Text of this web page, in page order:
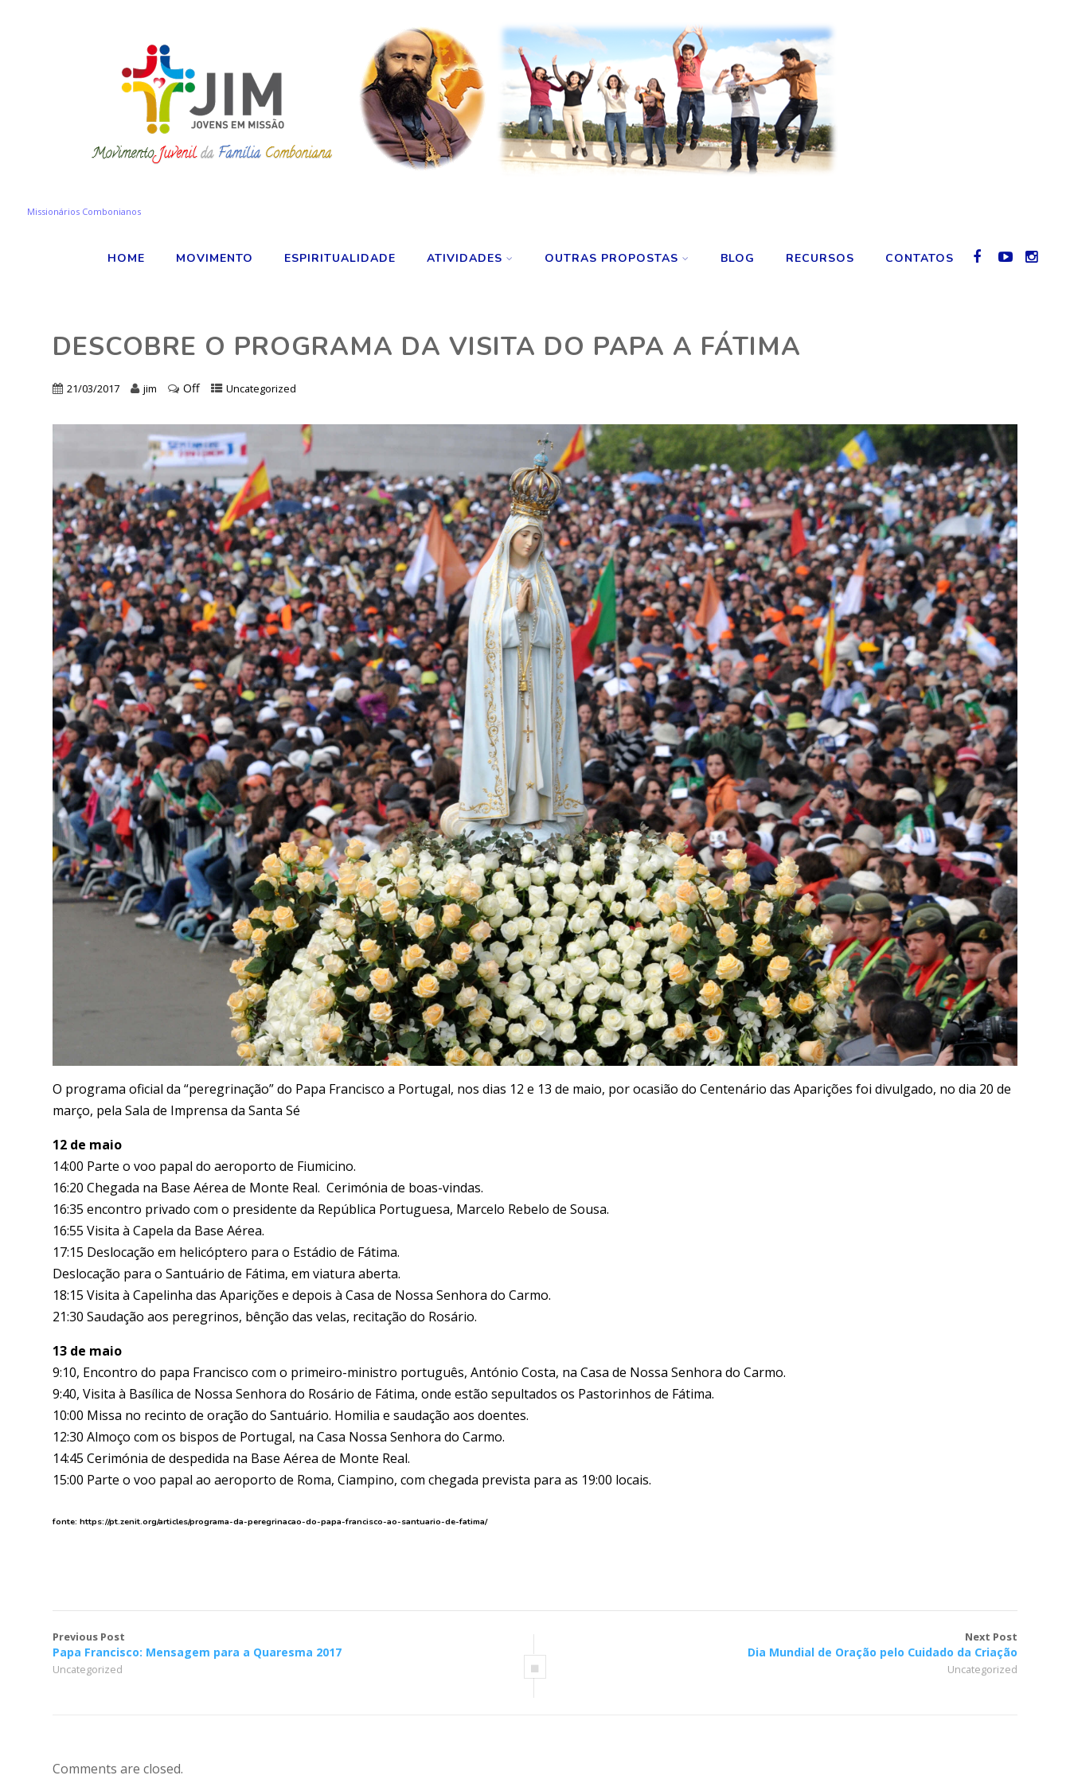
Missionários Combonianos
HOME MOVIMENTO ESPIRITUALIDADE ATIVIDADES OUTRAS PROPOSTAS BLOG RECURSOS CONTATOS
DESCOBRE O PROGRAMA DA VISITA DO PAPA A FÁTIMA
21/03/2017 jim Off Uncategorized
O programa oficial da “peregrinação” do Papa Francisco a Portugal, nos dias 12 e 13 de maio, por ocasião do Centenário das Aparições foi divulgado, no dia 20 de
março, pela Sala de Imprensa da Santa Sé
12 de maio
14:00 Parte o voo papal do aeroporto de Fiumicino.
16:20 Chegada na Base Aérea de Monte Real. Cerimónia de boas-vindas.
16:35 encontro privado com o presidente da República Portuguesa, Marcelo Rebelo de Sousa.
16:55 Visita à Capela da Base Aérea.
17:15 Deslocação em helicóptero para o Estádio de Fátima.
Deslocação para o Santuário de Fátima, em viatura aberta.
18:15 Visita à Capelinha das Aparições e depois à Casa de Nossa Senhora do Carmo.
21:30 Saudação aos peregrinos, bênção das velas, recitação do Rosário.
13 de maio
9:10, Encontro do papa Francisco com o primeiro-ministro português, António Costa, na Casa de Nossa Senhora do Carmo.
9:40, Visita à Basílica de Nossa Senhora do Rosário de Fátima, onde estão sepultados os Pastorinhos de Fátima.
10:00 Missa no recinto de oração do Santuário. Homilia e saudação aos doentes.
12:30 Almoço com os bispos de Portugal, na Casa Nossa Senhora do Carmo.
14:45 Cerimónia de despedida na Base Aérea de Monte Real.
15:00 Parte o voo papal ao aeroporto de Roma, Ciampino, com chegada prevista para as 19:00 locais.
fonte: https://pt.zenit.org/articles/programa-da-peregrinacao-do-papa-francisco-ao-santuario-de-fatima/
Previous Post
Papa Francisco: Mensagem para a Quaresma 2017
Uncategorized
Next Post
Dia Mundial de Oração pelo Cuidado da Criação
Uncategorized
Comments are closed.